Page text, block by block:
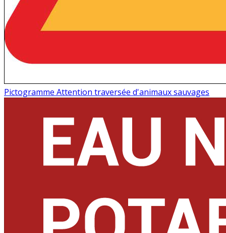
Pictogramme Attention traversée d'animaux sauvages